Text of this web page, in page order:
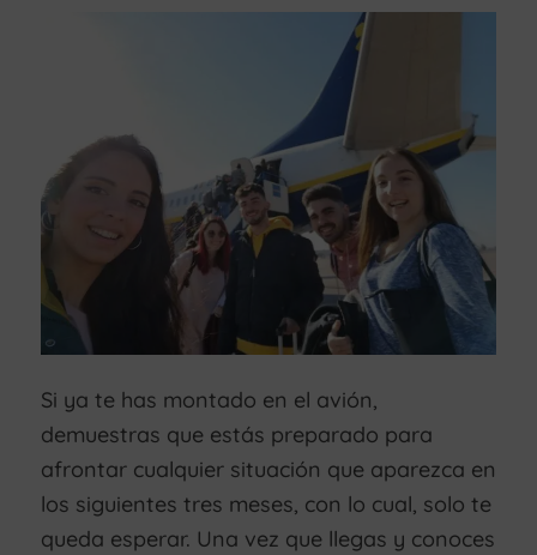
Si ya te has montado en el avión,
demuestras que estás preparado para
afrontar cualquier situación que aparezca en
los siguientes tres meses, con lo cual, solo te
queda esperar. Una vez que llegas y conoces